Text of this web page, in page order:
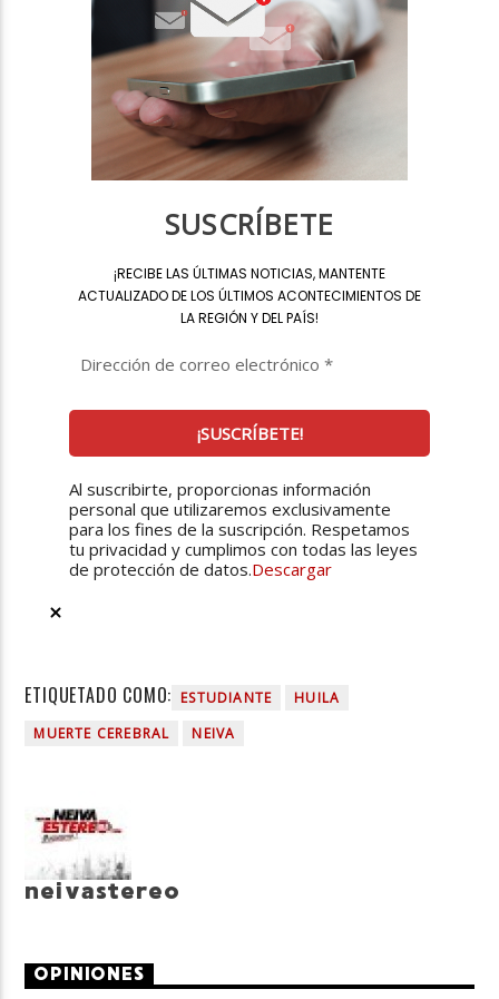
SUSCRÍBETE
¡RECIBE LAS ÚLTIMAS NOTICIAS, MANTENTE
ACTUALIZADO DE LOS ÚLTIMOS ACONTECIMIENTOS DE
LA REGIÓN Y DEL PAÍS!
Al suscribirte, proporcionas información
personal que utilizaremos exclusivamente
para los fines de la suscripción. Respetamos
tu privacidad y cumplimos con todas las leyes
de protección de datos.Descargar
ETIQUETADO COMO: ESTUDIANTE
HUILA
MUERTE CEREBRAL
NEIVA
neivastereo
OPINIONES